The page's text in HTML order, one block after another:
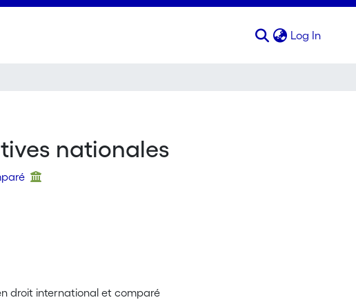
Log In
nationales
droit international et comparé